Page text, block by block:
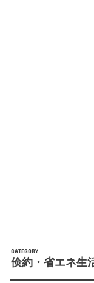
倹約・省エネ生